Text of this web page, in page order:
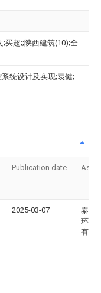
买超;;陕西建筑(10);全
统设计及实现;袁健;
Publication date
2025-03-07
泰州
环保
有限